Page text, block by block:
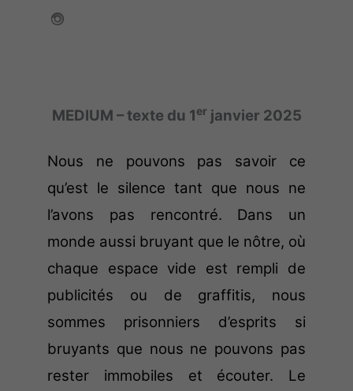
MEDIUM – texte du 1erjanvier 2025
Nous ne pouvons pas savoir ce
qu’est le silence tant que nous ne
l’avons pas rencontré. Dans un
monde aussi bruyant que le nôtre, où
chaque espace vide est rempli de
publicités ou de graffitis, nous
sommes prisonniers d’esprits si
bruyants que nous ne pouvons pas
rester immobiles et écouter. Le